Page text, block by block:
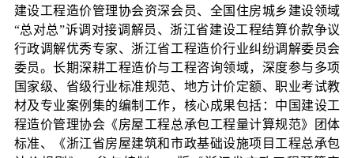
建设工程造价管理协会资深会员、全国住房城乡建设领域
“总对总”诉调对接调解员、浙江省建设工程结算价款争议
行政调解优秀专家、浙江省工程造价行业纠纷调解委员会
委员。长期深耕工程造价与工程咨询领域，深度参与多项
国家级、省级行业标准规范、地方计价定额、职业考试教
材及专业案例集的编制工作，核心成果包括：中国建设工
程造价管理协会《房屋工程总承包工程量计算规范》团体
标准、《浙江省房屋建筑和市政基础设施项目工程总承包